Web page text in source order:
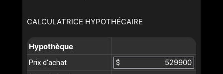
CALCULATRICE HYPOTHÉCAIRE
Hypothèque
Prix d'achat
$